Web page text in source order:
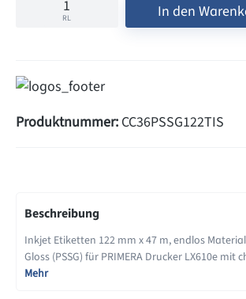
RL In den
Produktnummer: CC36PSSG122TIS
Beschreibung
Inkjet Etiketten 122 mm x 47 m, endlos
Gloss (PSSG) für PRIMERA Drucker LX610e mit
Mehr